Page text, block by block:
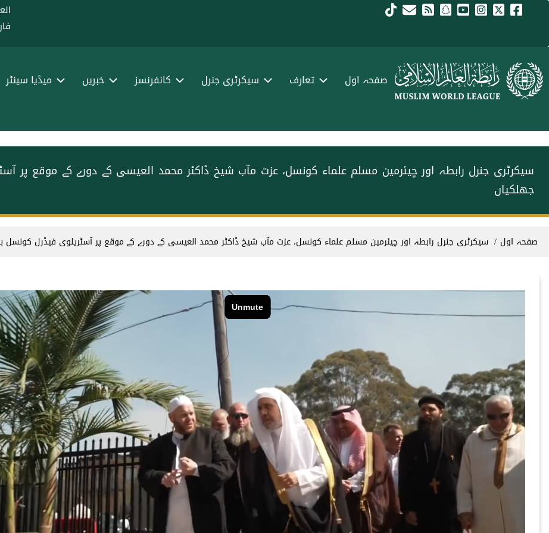
Skip to main content
menu urdu صفحہ اول تعارف سیکرٹری جنرل کانفرنسز خبریں میڈیا سینٹر
سیکرٹری جنرل رابطہ اور چیئرمین مسلم علماء کونسل، عزت مآب شیخ ڈاکٹر محمد العیسی کے دورے کے موقع پر
جھلکیاں
Breadcrumb
صفحہ اول سیکرٹری جنرل رابطہ اور چیئرمین مسلم علماء کونسل، عزت مآب شیخ ڈاکٹر محمد العیسی کے دورے کے موقع پر آسٹریلوی فیڈرل کونسل